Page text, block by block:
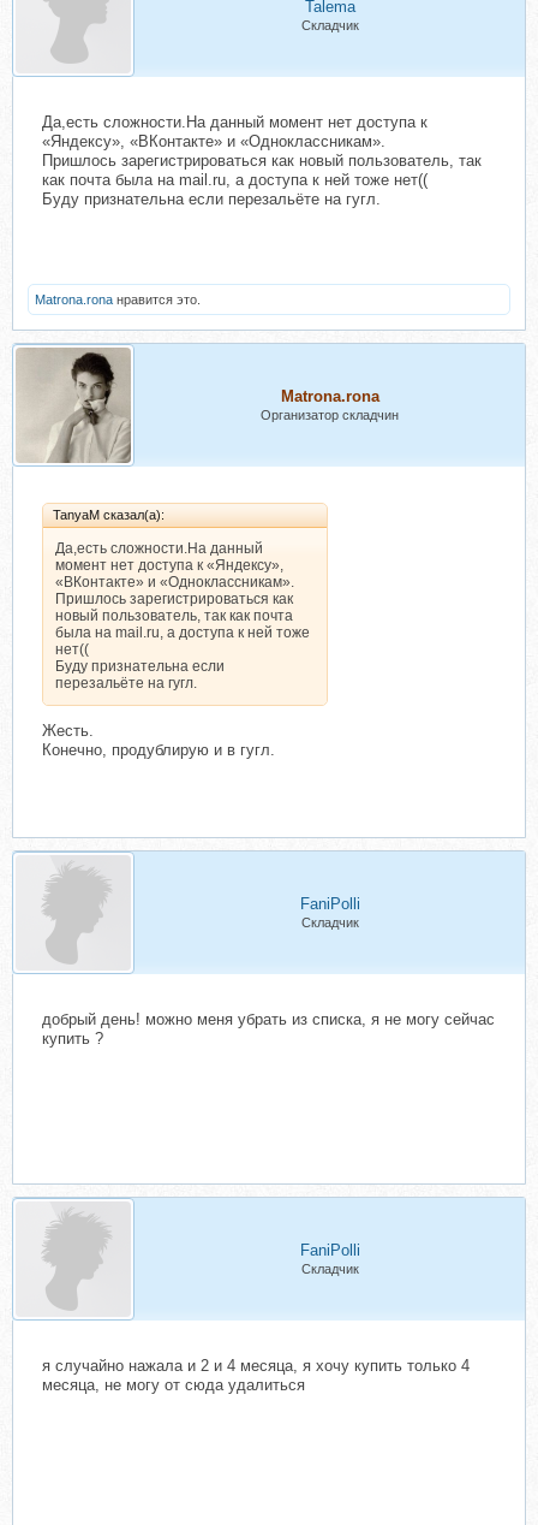
Talema
Складчик
Да,есть сложности.На данный момент нет доступа к
«Яндексу», «ВКонтакте» и «Одноклассникам».
Пришлось зарегистрироваться как новый пользователь, так
как почта была на mail.ru, а доступа к ней тоже нет((
Буду признательна если перезальёте на гугл.
Matrona.rona нравится это.
Matrona.rona
Организатор складчин
TanyaM сказал(а):
Да,есть сложности.На данный
момент нет доступа к «Яндексу»,
«ВКонтакте» и «Одноклассникам».
Пришлось зарегистрироваться как
новый пользователь, так как почта
была на mail.ru, а доступа к ней тоже
нет((
Буду признательна если
перезальёте на гугл.
Жесть.
Конечно, продублирую и в гугл.
FaniPolli
Складчик
добрый день! можно меня убрать из списка, я не могу сейчас
купить ?
FaniPolli
Складчик
я случайно нажала и 2 и 4 месяца, я хочу купить только 4
месяца, не могу от сюда удалиться